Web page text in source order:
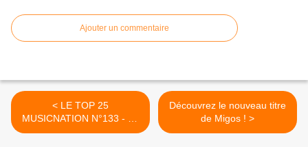
Ajouter un commentaire
< LE TOP 25
MUSICNATION N°133 - 24
DECEMBRE 2017
Découvrez le nouveau titre
de Migos ! >